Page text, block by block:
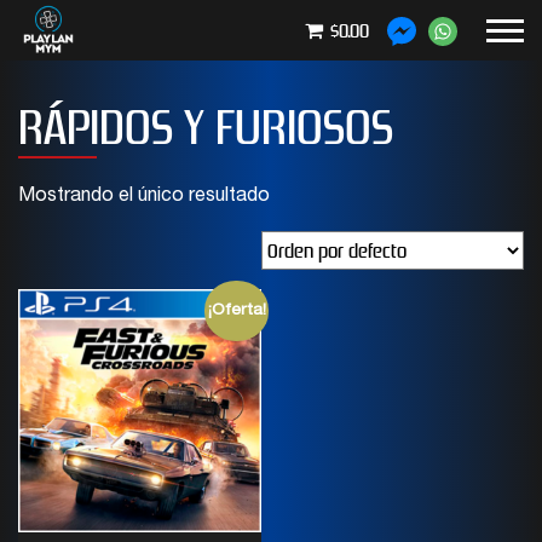
$0.00
RÁPIDOS Y FURIOSOS
Mostrando el único resultado
¡Oferta!